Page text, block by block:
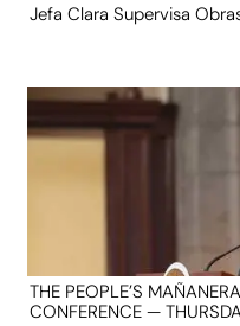
Jefa Clara Supervisa
THE PEOPLE’S
CONFERENCE —